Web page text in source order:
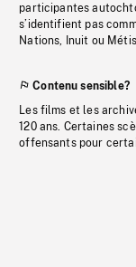
participantes
s’identifient pas
Nations, Inuit ou
Contenu sensible?
Les films et les
120 ans. Certaines
offensants pour